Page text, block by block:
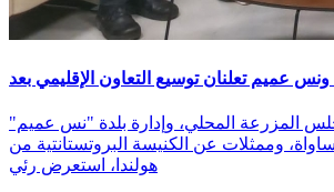
المزرعة المحلي، وإدارة بلدة "نس عميم"
وممثلات عن الكنيسة البروتستانتية من
هولندا، استعرض رئي